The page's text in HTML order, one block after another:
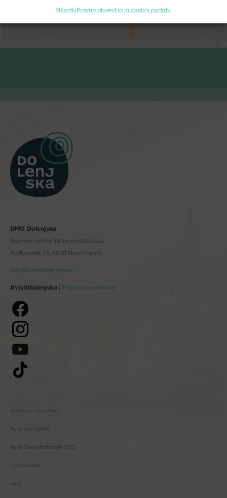
PiškotkiPravno obvestilo in osebni podatki
DMO Dolenjska
Razvojni center Novo mesto d.o.o.
Podbreznik 15, 8000 Novo mesto
info@visitdolenjska.eu
#visitdolenjska | Prijava na e-novice
Prometne povezave
Turistični vodniki
Turistične informacije (TIC)
E-publikacije
Blog
Strinjam se s pogoji storitve in politiko zasebnosti. Z vašimi